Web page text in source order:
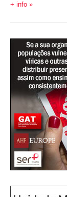
+ info »